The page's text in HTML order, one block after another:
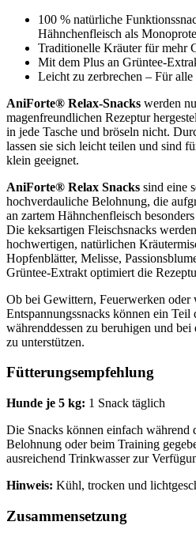
100 % natürliche
Hähnchenfleisch als
Traditionelle Kräuter für mehr
Mit dem Plus an Grüntee-
Leicht zu zerbrechen – Für
AniForte® Relax-Snacks werden
magenfreundlichen Rezeptur
in jede Tasche und bröseln nicht.
lassen sie sich leicht teilen und sind
klein geeignet.
AniForte® Relax Snacks sind eine
hochverdauliche Belohnung, die
an zartem Hähnchenfleisch
Die keksartigen Fleischsnacks
hochwertigen, natürlichen
Hopfenblätter, Melisse,
Grüntee-Extrakt optimiert die
Ob bei Gewittern, Feuerwerken oder
Entspannungssnacks können ein Teil
währenddessen zu beruhigen und
zu unterstützen.
Fütterungsempfehlung
Hunde je 5 kg: 1 Snack täglich
Die Snacks können einfach während
Belohnung oder beim Training
ausreichend Trinkwasser zur
Hinweis: Kühl, trocken und
Zusammensetzung